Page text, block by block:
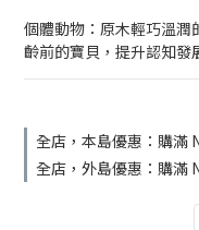
個體動物：原木輕巧溫潤
齡前的寶貝，提升認知發
全店，本島優惠：購滿
全店，外島優惠：購滿